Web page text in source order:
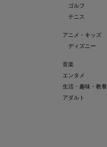
ゴルフ
テニス
アニメ・キッズ
ディズニー
音楽
エンタメ
生活・趣味・教養
アダルト